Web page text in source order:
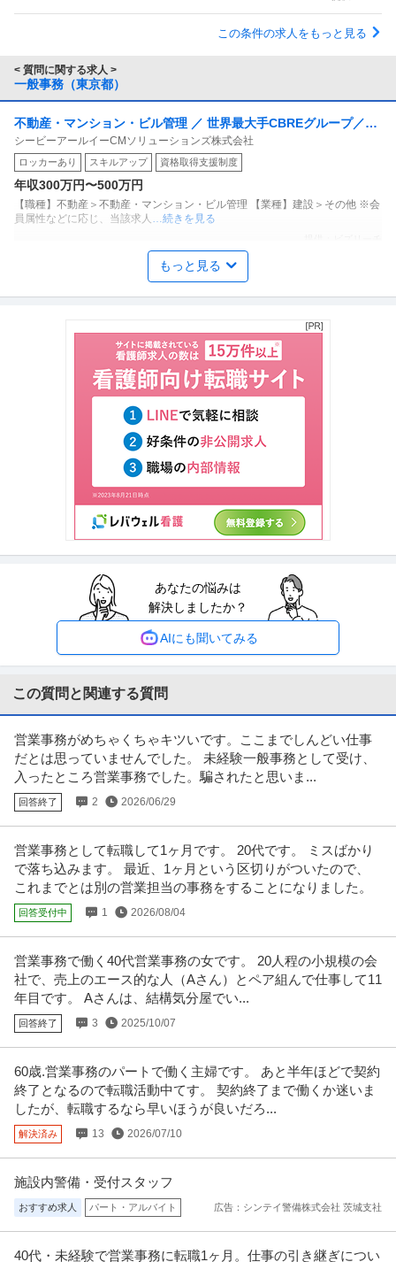
この条件の求人をもっと見る
< 質問に関する求人 >
一般事務（東京都）
不動産・マンション・ビル管理 ／ 世界最大手CBREグループ／ク
ライアント先の働く環境を支える「総務・オフィス運営担当」
（東京）
シービーアールイーCMソリューションズ株式会社
ロッカーあり スキルアップ 資格取得支援制度
年収300万円〜500万円
【職種】不動産＞不動産・マンション・ビル管理 【業種】建設＞その他 ※会
員属性などに応じ、当該求人 …続きを見る
東京都杉並区／一般事務（経理・人事労務・総務）／年休120日／
土日祝休み／月残業平均10時間
医療法人社団昇陽会阿佐谷すずき診療所
年収400万円〜500万円
医療法人社団昇陽会阿佐谷すずき診療所 【東京都杉並区】一般事務（経理・
人事労務・総務）/年休120…続きを見る
採用 ／ 採用アシスタント
未経験OK 昇給あり スキルアップ
年収300万円〜500万円
【職種】人事＞採用 【業種】サービス＞その他 ※会員属性などに応じ、当該
求人をビズリーチ上で閲覧さ…続きを見る
国際・貿易業務 ／ 「営業事務／東京都」17時退社／実働7時間／
残業ほぼなし／聖効グループの安定基盤
聖効貿易株式会社
18時前退社
年収400万円〜500万円
応じ、当該求人をビズリーチ…続きを見る
秘書 ／ 「正社員」屋形船の運営会社での事務スタッフ／20代・3
0代活躍中の職場！昇給・賞与ありの好待遇！
有限会社船宿あみ達
正社員 昇給あり U・IターンOK 賞与・ボーナスあり
【職種】管理＞秘書 【業種】サービス＞旅行・観光 ※会員属性などに応じ、
提供：ビズリーチ
事務スタッフ
有限会社石田電機
新着 正社員
仕事内容：・会社運営に必要な総務全般。 ・色んな案件の公共工事の書類作
成などの建設関係などの一般事…続きを見る
新着 正社員 未経験OK 交通費支給 学歴不問
月給25万円
本社（バックオフィス）での一般事務・サポート業務全般をお任せします。
専門知識や実務経験は一切不要…続きを見る
提供：際コーポレーション株式会社
法人営業 ／ 「営業事務・アシスタント／設立45年の安定企業」／
事務メイン・新規開拓なし／書類作成とアサイン業務／土日祝休
株式会社林電子
年収400万円〜600万円
もっと見る
あなたの悩みは
解決しましたか？
AIにも聞いてみる
この質問と関連する質問
営業事務がめちゃくちゃキツいです。ここまでしんどい仕事
だとは思っていませんでした。 未経験一般事務として受け、
入ったところ営業事務でした。騙されたと思いま...
回答終了 2 2026/06/29
営業事務として転職して1ヶ月です。 20代です。 ミスばかり
で落ち込みます。 最近、1ヶ月という区切りがついたので、
これまでとは別の営業担当の事務をすることになりました。
回答受付中 1 2026/08/04
営業事務で働く40代営業事務の女です。 20人程の小規模の会
社で、売上のエース的な人（Aさん）とペア組んで仕事して11
年目です。 Aさんは、結構気分屋でい...
回答終了 3 2025/10/07
60歳.営業事務のパートで働く主婦です。 あと半年ほどで契約
終了となるので転職活動中てす。 契約終了まで働くか迷いま
したが、転職するなら早いほうが良いだろ...
解決済み 13 2026/07/10
施設内警備・受付スタッフ
おすすめ求人 パート・アルバイト 広告：シンテイ警備株式会社 茨城支社
40代・未経験で営業事務に転職1ヶ月。仕事の引き継ぎについ